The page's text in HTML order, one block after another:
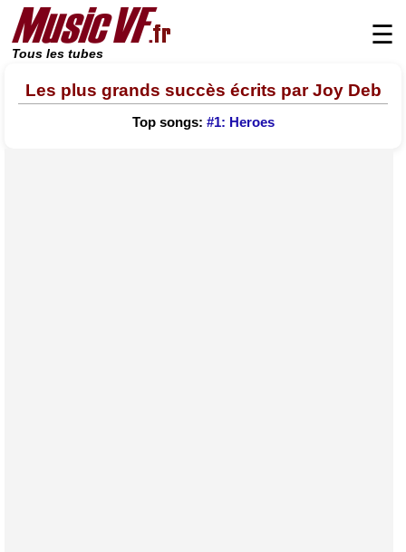
Tous les tubes
☰
Les plus grands succès écrits par Joy Deb
Top songs: #1: Heroes